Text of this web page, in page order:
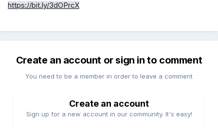
https://bit.ly/3dOPrcX
Create an account or sign in to comment
You need to be a member in order to leave a comment
Create an account
Sign up for a new account in our community. It's easy!